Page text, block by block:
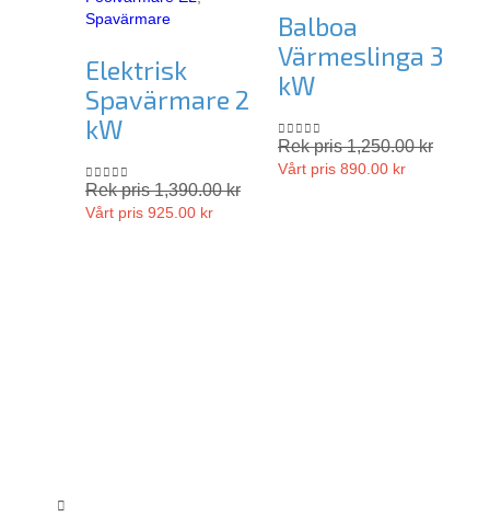
Spavärmare
Elektrisk
Spavärmare 2
kW
0out of 5
Rek pris1,390.00kr
Vårt pris 925.00 kr
Balboa
Värmeslinga 3
kW
0out of 5
Rek pris1,250.00kr
Vårt pris 890.00 kr